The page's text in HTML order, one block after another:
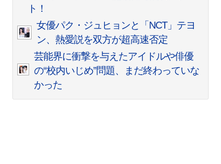
ト！
女優パク・ジュヒョンと「NCT」テヨ
ン、熱愛説を双方が超高速否定
芸能界に衝撃を与えたアイドルや俳優
の“校内いじめ”問題、まだ終わっていな
かった